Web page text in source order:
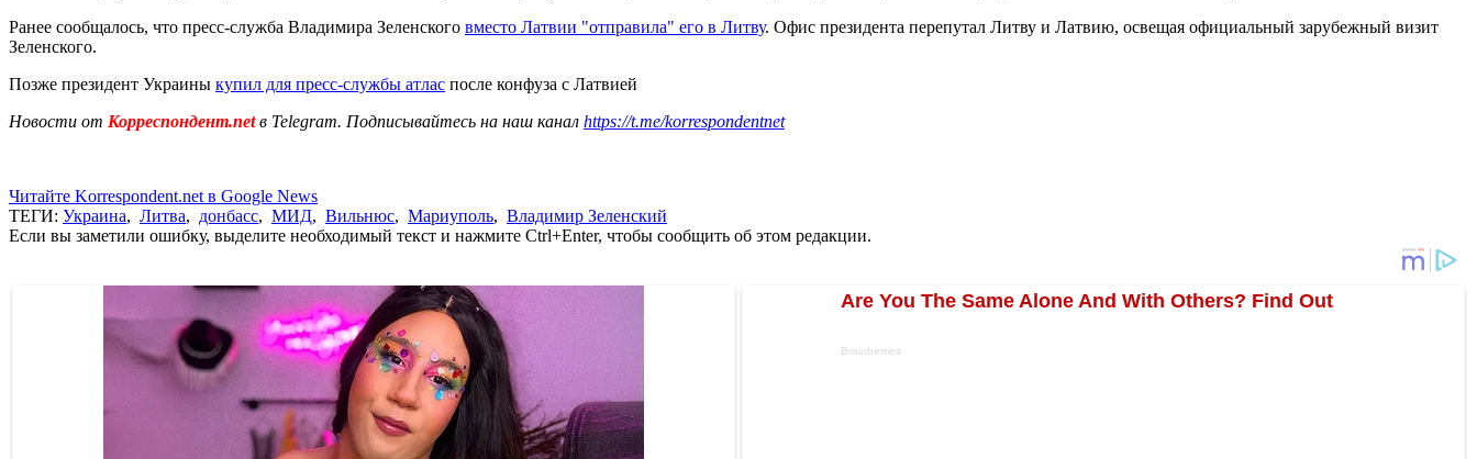
Ранее сообщалось, что пресс-служба Владимира Зеленского вместо Латвии "отправила" его в Литву. Офис президента перепутал Литву и Латвию, освещая официальный зарубежный визит
Зеленского.
Позже президент Украины купил для пресс-службы атлас после конфуза с Латвией
Новости от Корреспондент.netв Telegram. Подписывайтесь на наш канал https://t.me/korrespondentnet
Читайте Korrespondent.net в Google News
ТЕГИ: Украина, Литва, донбасс, МИД, Вильнюс, Мариуполь, Владимир Зеленский
Если вы заметили ошибку, выделите необходимый текст и нажмите Ctrl+Enter, чтобы сообщить об этом редакции.